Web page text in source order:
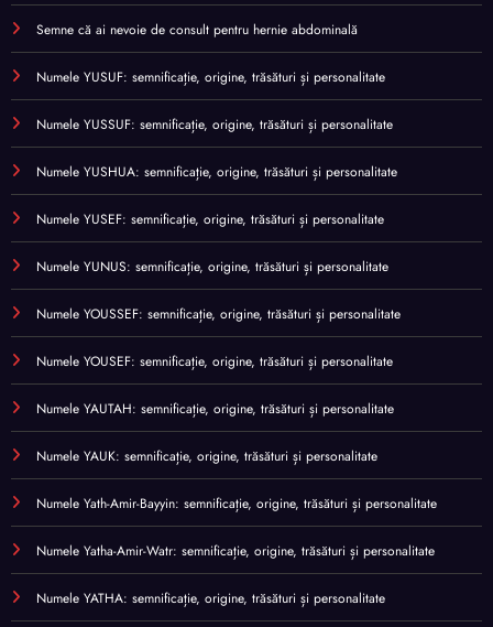
Semne că ai nevoie de consult pentru hernie abdominală
Numele YUSUF: semnificație, origine, trăsături și personalitate
Numele YUSSUF: semnificație, origine, trăsături și personalitate
Numele YUSHUA: semnificație, origine, trăsături și personalitate
Numele YUSEF: semnificație, origine, trăsături și personalitate
Numele YUNUS: semnificație, origine, trăsături și personalitate
Numele YOUSSEF: semnificație, origine, trăsături și personalitate
Numele YOUSEF: semnificație, origine, trăsături și personalitate
Numele YAUTAH: semnificație, origine, trăsături și personalitate
Numele YAUK: semnificație, origine, trăsături și personalitate
Numele Yath-Amir-Bayyin: semnificație, origine, trăsături și personalitate
Numele Yatha-Amir-Watr: semnificație, origine, trăsături și personalitate
Numele YATHA: semnificație, origine, trăsături și personalitate